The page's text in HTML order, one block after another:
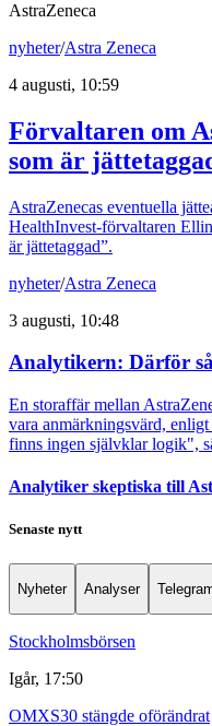
AstraZeneca
nyheter/Astra Zeneca
4 augusti, 10:59
Förvaltaren om
som är
AstraZenecas eventuella
HealthInvest-förvaltaren
är jättetaggad”.
nyheter/Astra Zeneca
3 augusti, 10:48
Analytikern: Därför
En storaffär mellan
vara anmärkningsvärd,
finns ingen självklar logik",
Analytiker skeptiska till
Senaste nytt
Nyheter Analyser
Stockholmsbörsen
Igår, 17:50
OMXS30 stängde oförändrat